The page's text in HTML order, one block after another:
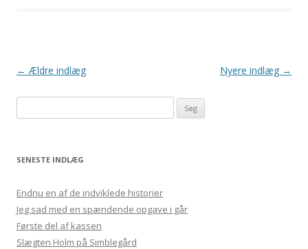
Indlægsnavigation
← Ældre indlæg Nyere indlæg →
SENESTE INDLÆG
Endnu en af de indviklede historier
Jeg sad med en spændende opgave i går
Første del af kassen
Slægten Holm på Simblegård